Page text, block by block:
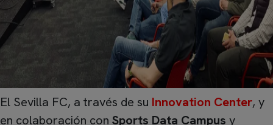
El Sevilla FC, a través de su Innovation Center, y
en colaboración con Sports Data Campus y